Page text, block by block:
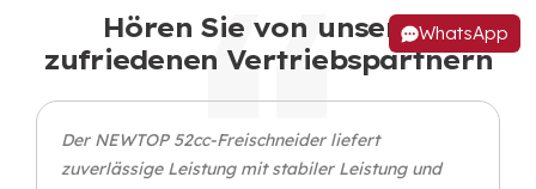
Hören Sie von unseren
zufriedenen Vertriebspartnern
Der NEWTOP 52cc-Freischneider liefert
zuverlässige Leistung mit stabiler Leistung und
WhatsApp